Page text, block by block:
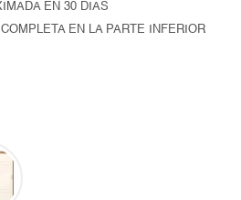
EN 30 DIAS
EN LA PARTE INFERIOR